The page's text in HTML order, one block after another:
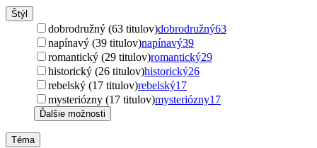
Štýl
dobrodružný (63 titulov)dobrodružný63
napínavý (39 titulov)napínavý39
romantický (29 titulov)romantický29
historický (26 titulov)historický26
rebelský (17 titulov)rebelský17
mysteriózny (17 titulov)mysteriózny17
Ďalšie možnosti
Téma